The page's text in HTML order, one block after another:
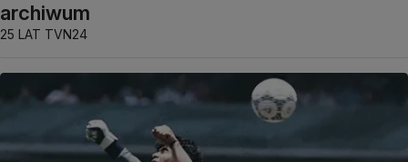
archiwum
25 LAT TVN24